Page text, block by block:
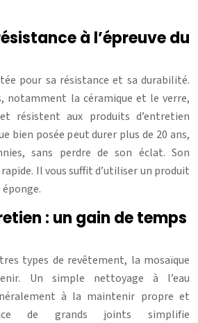
à l’épreuve du
pour sa résistance et sa durabilité.
notamment la céramique et le verre,
résistent aux produits d’entretien
bien posée peut durer plus de 20 ans,
sans perdre de son éclat. Son
Il vous suffit d’utiliser un produit
: un gain de temps
types de revêtement, la mosaïque
Un simple nettoyage à l’eau
à la maintenir propre et
de grands joints simplifie